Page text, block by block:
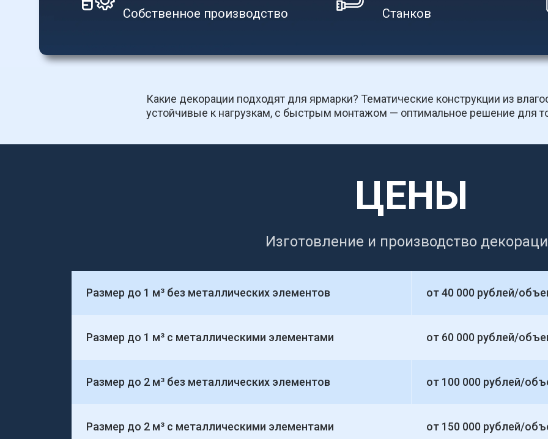
Собственное производство Станков
Какие декорации подходят для ярмарки? Тематические конструкции из
устойчивые к нагрузкам, с быстрым монтажом — оптимальное решение для
ЦЕНЫ
Изготовление и производство
Размер до 1 м³ без металлических элементов от 40 000 рублей/
Размер до 1 м³ с металлическими элементами от 60 000 рублей/
Размер до 2 м³ без металлических элементов от 100 000 рублей/
Размер до 2 м³ с металлическими элементами от 150 000 рублей/